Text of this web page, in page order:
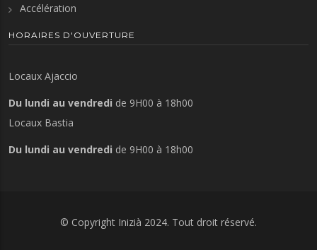
Accélération
HORAIRES D'OUVERTURE
Locaux Ajaccio
Du lundi au vendredi de 9H00 à 18h00
Locaux Bastia
Du lundi au vendredi de 9H00 à 18h00
© Copyright Inizià 2024. Tout droit réservé.